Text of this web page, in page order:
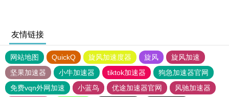
友情链接
网站地图 QuickQ 旋风加速度器 旋风
旋风加速
坚果加速器
小牛加速器 tiktok加速器
狗急加速器官网
免费vqn外网加速
小蓝鸟 优途加速器官网 风驰加速器